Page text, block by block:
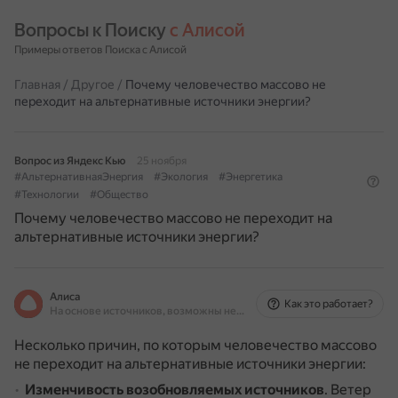
Вопросы к Поиску с Алисой
Примеры ответов Поиска с Алисой
Главная / Другое / Почему человечество массово не
переходит на альтернативные источники энергии?
Вопрос из Яндекс Кью
25 ноября
#АльтернативнаяЭнергия
#Экология
#Энергетика
#Технологии
#Общество
Почему человечество массово не переходит на
альтернативные источники энергии?
Алиса
На основе источников, возможны неточности
Как это работает?
Несколько причин, по которым человечество массово
не переходит на альтернативные источники энергии:
Изменчивость возобновляемых источников. Ветер